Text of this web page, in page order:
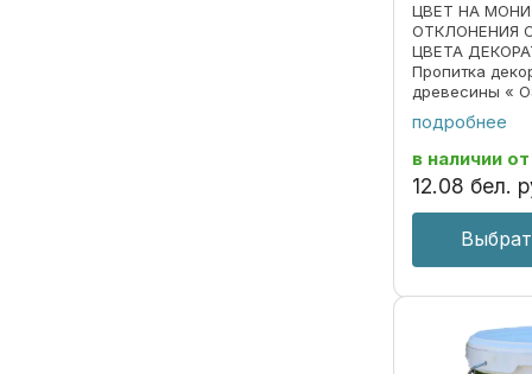
ЦВЕТ НА
ОТКЛОНЕНИЯ
ЦВЕТА
Пропитка
древесины «
Пропитка
декоративной
подробнее
в наличии от
12.08 бел.